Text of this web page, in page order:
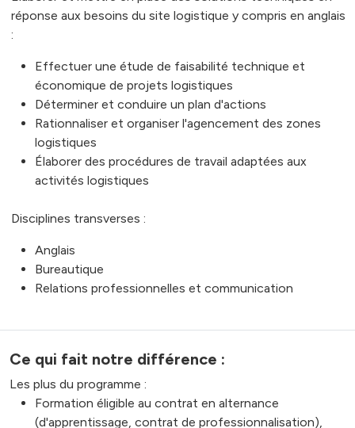
réponse aux besoins du site logistique y compris en anglais
:
Effectuer une étude de faisabilité technique et
économique de projets logistiques
Déterminer et conduire un plan d'actions
Rationnaliser et organiser l'agencement des zones
logistiques
Élaborer des procédures de travail adaptées aux
activités logistiques
Disciplines transverses :
Anglais
Bureautique
Relations professionnelles et communication
Ce qui fait notre différence :
Les plus du programme :
Formation éligible au contrat en alternance
(d'apprentissage, contrat de professionnalisation),